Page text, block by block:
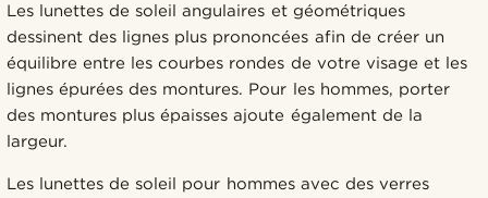
Les lunettes de soleil angulaires et géométriques
dessinent des lignes plus prononcées afin de créer un
équilibre entre les courbes rondes de votre visage et les
lignes épurées des montures. Pour les hommes, porter
des montures plus épaisses ajoute également de la
largeur.
Les lunettes de soleil pour hommes avec des verres